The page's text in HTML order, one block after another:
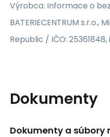
Výrobca: Informace o
BATERIECENTRUM
Republic / IČO:
Dokumenty
Dokumenty a súbory